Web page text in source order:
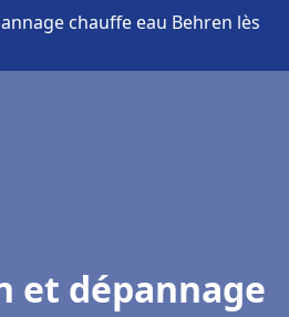
chauffe eau Behren lès
et dépannage